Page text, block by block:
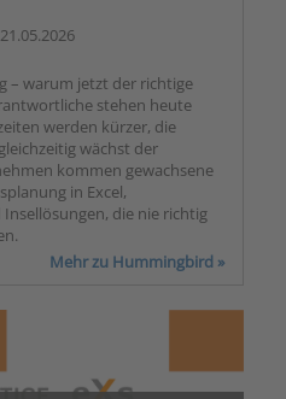
– warum jetzt der richtige
stehen heute
werden kürzer, die
wächst der
kommen gewachsene
in Excel,
die nie richtig
Mehr zu Hummingbird »